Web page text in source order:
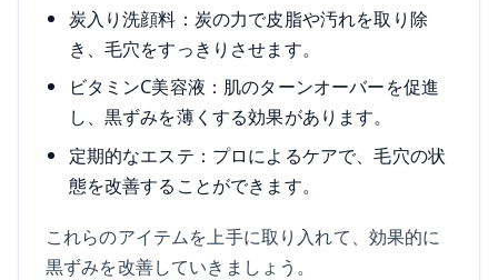
炭入り洗顔料：炭の力で皮脂や汚れを取り除
き、毛穴をすっきりさせます。
ビタミンC美容液：肌のターンオーバーを促進
し、黒ずみを薄くする効果があります。
定期的なエステ：プロによるケアで、毛穴の状
態を改善することができます。
これらのアイテムを上手に取り入れて、効果的に
黒ずみを改善していきましょう。